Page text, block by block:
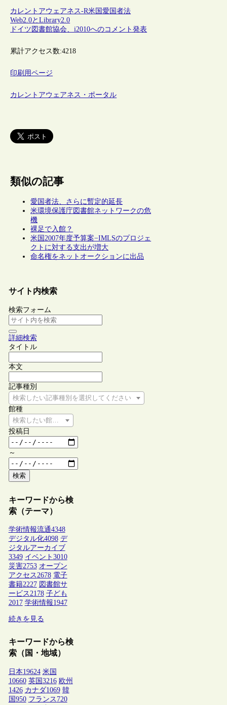
カレントアウェアネス-R米国愛国者法
Web2.0とLibrary2.0
ドイツ図書館協会、i2010へのコメント発表
累計アクセス数:4218
印刷用ページ
カレントアウェアネス・ポータル
類似の記事
愛国者法、さらに暫定的延長
米環境保護庁図書館ネットワークの危
機
裸足で入館？
米国2007年度予算案−IMLSのプロジェ
クトに対する支出が増大
命名権をネットオークションに出品
サイト内検索
検索フォーム
詳細検索
タイトル
本文
記事種別
検索したい記事種別を選択してください
館種
検索したい館種を選択してください
投稿日
～
検索
キーワードから検
索（テーマ）
学術情報流通4348
デジタル化4098 デ
ジタルアーカイブ
3349 イベント 3010
災害2753 オープン
アクセス2678 電子
書籍2227 図書館サ
ービス2178 子ども
2017 学術情報1947
続きを見る
キーワードから検
索（国・地域）
日本19624 米国
10660 英国 3216 欧州
1426 カナダ1069 韓
国 950 フランス 720